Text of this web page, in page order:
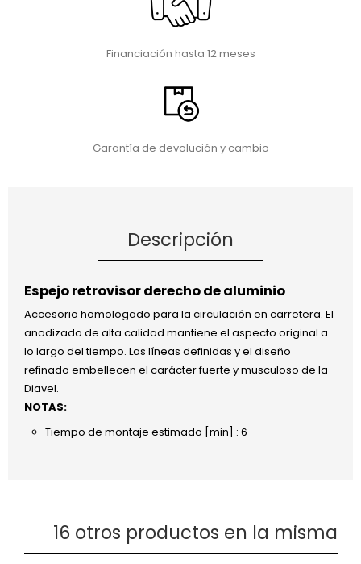
Financiación hasta 12 meses
Garantía de devolución y cambio
Descripción
Espejo retrovisor derecho de aluminio
Accesorio homologado para la circulación en carretera. El
anodizado de alta calidad mantiene el aspecto original a
lo largo del tiempo. Las líneas definidas y el diseño
refinado embellecen el carácter fuerte y musculoso de la
Diavel.
NOTAS:
Tiempo de montaje estimado [min] : 6
16 otros productos en la misma